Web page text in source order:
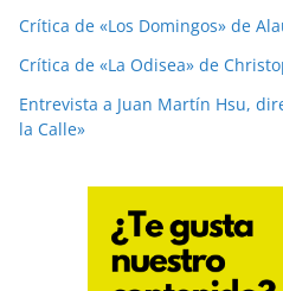
Crítica de «Los Domingos» de
Crítica de «La Odisea» de
Entrevista a Juan Martín Hsu,
la Calle»